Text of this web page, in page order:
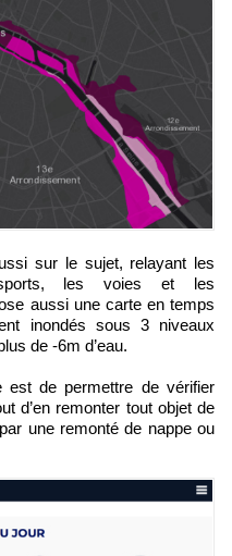
les voies et les
aussi une carte en temps
inondés sous 3 niveaux
de -6m d’eau.
est de permettre de vérifier
d’en remonter tout objet de
une remonté de nappe ou